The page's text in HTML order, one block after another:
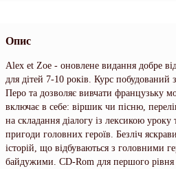
Опис
Alex et Zoe - оновлене видання добре
для дітей 7-10 років. Курс
Перо та дозволяє вивчати французьку
включає в себе: віршик чи пісню,
на складання діалогу із лексикою уроку
пригоди головних героїв. Безліч
історій, що відбуваються з головними
байдужими. CD-Rom для першого рівня